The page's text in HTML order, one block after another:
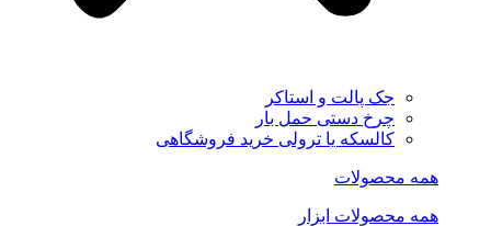
جک پالت و استاکر
چرخ دستی حمل بار
کالسکه یا ترولی خرید فروشگاهی
همه محصولات
همه محصولات ابزار